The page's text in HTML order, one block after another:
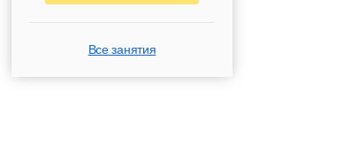
Все занятия